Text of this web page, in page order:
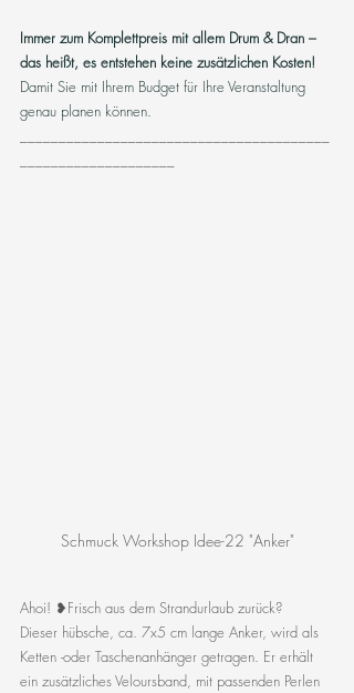
Immer zum Komplettpreis mit allem Drum & Dran –
das heißt, es entstehen keine zusätzlichen Kosten!
Damit Sie mit Ihrem Budget für Ihre Veranstaltung
genau planen können.
Schmuck Workshop Idee-22 "Anker"
Ahoi! ❥Frisch aus dem Strandurlaub zurück?
Dieser hübsche, ca. 7x5 cm lange Anker, wird als
Ketten -oder Taschenanhänger getragen. Er erhält
ein zusätzliches Veloursband, mit passenden Perlen